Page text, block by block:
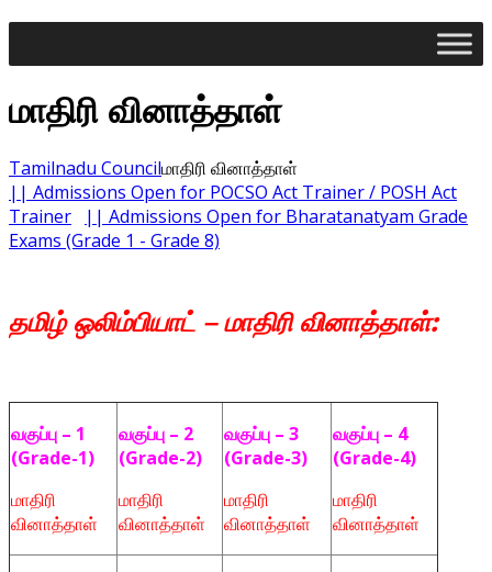
மாதிரி வினாத்தாள்
Tamilnadu Councilமாதிரி வினாத்தாள்
|| Admissions Open for POCSO Act Trainer / POSH Act
Trainer
|| Admissions Open for Bharatanatyam Grade
Exams (Grade 1 - Grade 8)
தமிழ் ஒலிம்பியாட் – மாதிரி வினாத்தாள்:
வகுப்பு – 1
(Grade-1)
மாதிரி
வினாத்தாள்
வகுப்பு – 2
(Grade-2)
மாதிரி
வினாத்தாள்
வகுப்பு – 3
(Grade-3)
மாதிரி
வினாத்தாள்
வகுப்பு – 4
(Grade-4)
மாதிரி
வினாத்தாள்